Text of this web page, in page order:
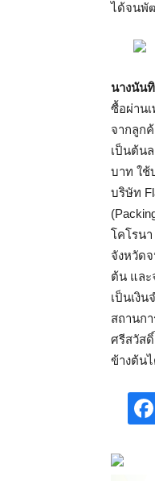
ได้จนพั
นางนัน
ซื้อผ่าน
จากลูก
เป็นต้น
บาท ใช้
บริษัท
โคโรน
จังหวัด
ต้น และ
เป็นเงิ
สถานก
ศรีสวัส
ข้างต้น